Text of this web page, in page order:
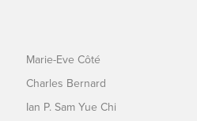
Marie-Eve Côté
Charles Bernard
Ian P. Sam Yue Chi